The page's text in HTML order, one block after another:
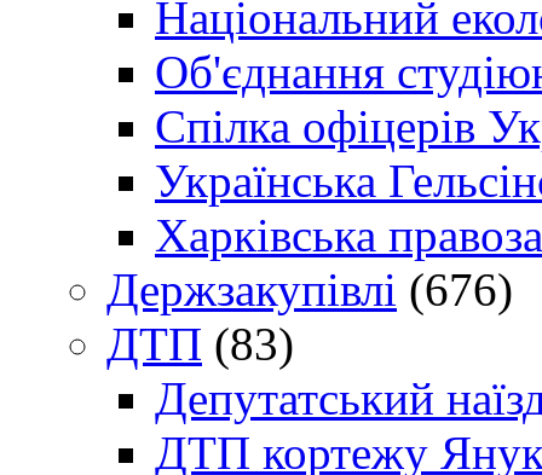
Національний
Об'єднання
Спілка офіцерів
Українська
Харківська
Держзакупівлі (676)
ДТП (83)
Депутатський
ДТП кортежу